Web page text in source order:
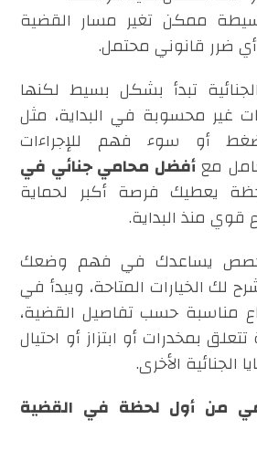
ممكن تغير مسار القضية
ضرر قانوني محتمل.
تبدأ بشكل بسيط لكنها
غير محسوبة في البداية، مثل
أو سوء فهم للإجراءات
معأفضل محامي جنائي في
يعطيك فرصة أكبر لحماية
منذ البداية.
يساعدك في فهم وضعك
لك الخيارات المتاحة، ويبدأ في
مناسبة حسب تفاصيل القضية،
بمخدرات أو ابتزاز أو احتيال
الأخرى.
من أول لحظة في القضية